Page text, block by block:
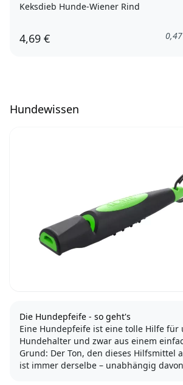
Keksdieb Hunde-Wiener Rind
4,69 € 0,47
Hundewissen
Die Hundepfeife - so geht's
Eine Hundepfeife ist eine tolle Hilfe für
Hundehalter und zwar aus einem
Grund: Der Ton, den dieses Hilfsmittel
ist immer derselbe – unabhängig